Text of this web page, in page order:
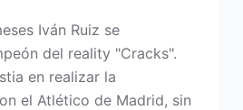
Iván Ruiz se
del reality "Cracks".
en realizar la
el Atlético de Madrid, sin